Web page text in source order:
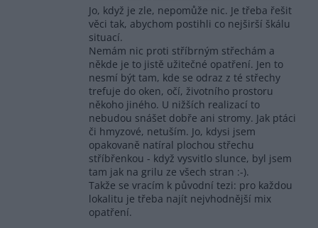
Jo, když je zle, nepomůže nic. Je třeba řešit
věci tak, abychom postihli co nejširší škálu
situací.
Nemám nic proti stříbrným střechám a
někde je to jistě užitečné opatření. Jen to
nesmí být tam, kde se odraz z té střechy
trefuje do oken, očí, životního prostoru
někoho jiného. U nižších realizací to
nebudou snášet dobře ani stromy. Jak ptáci
či hmyzové, netuším. Jo, kdysi jsem
opakovaně natíral plochou střechu
stříbřenkou - když vysvitlo slunce, byl jsem
tam jak na grilu ze všech stran :-).
Takže se vracím k původní tezi: pro každou
lokalitu je třeba najít nejvhodnější mix
opatření.